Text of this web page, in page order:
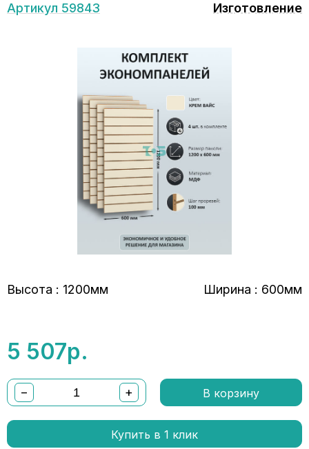
Артикул 59843 Изготовление
Высота : 1200мм Ширина : 600мм
5 507р.
− + В корзину
Купить в 1 клик